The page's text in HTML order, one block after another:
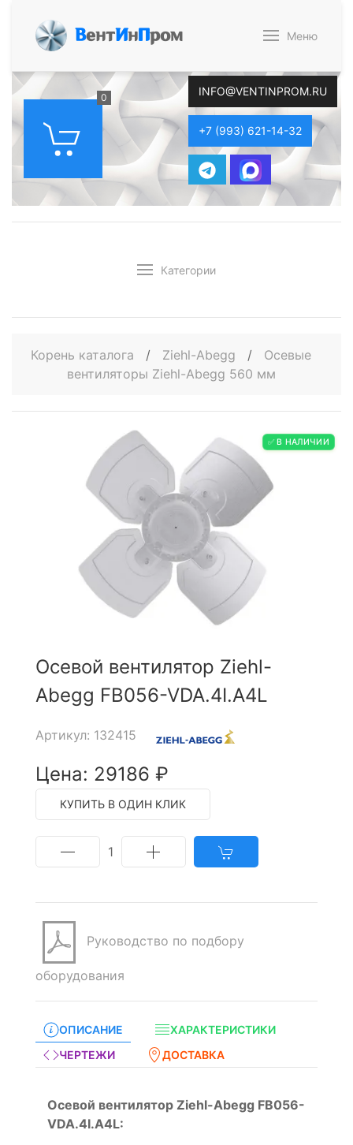
ВентИнПром Меню
0 INFO@VENTINPROM.RU
+7 (993) 621-14-32
Категории
Корень каталога / Ziehl-Abegg /
Осевые
вентиляторы Ziehl-Abegg 560 мм
✅ В НАЛИЧИИ
Осевой вентилятор Ziehl-
Abegg FB056-VDA.4I.A4L
Артикул: 132415
Цена: 29186 ₽
КУПИТЬ В ОДИН КЛИК
1
Руководство по подбору
оборудования
ОПИСАНИЕ
ХАРАКТЕРИСТИКИ
ЧЕРТЕЖИ
ДОСТАВКА
Осевой вентилятор Ziehl-Abegg FB056-
VDA.4I.A4L: